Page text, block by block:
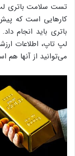
کارهایی است که
باتری باید انجام
لپ تاپ، اطلاعات
می‌توانید از آنها هم